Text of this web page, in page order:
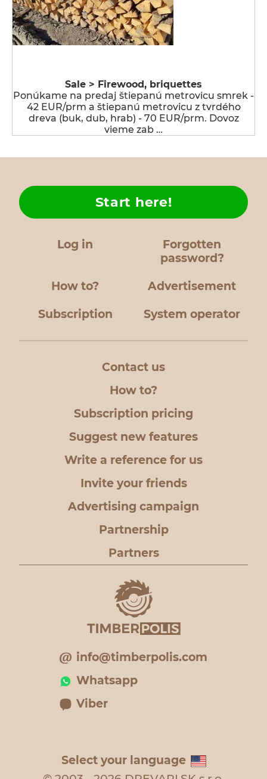
Sale > Firewood, briquettes
Ponúkame na predaj štiepanú metrovicu smrek -
42 EUR/prm a štiepanú metrovicu z tvrdého
dreva (buk, dub, hrab) - 70 EUR/prm. Dovoz
vieme zab …
Log in
Forgotten
password?
How to?
Start here!
Advertisement
Subscription System operator
Contact us
How to?
Subscription pricing
Suggest new features
Write a reference for us
Invite your friends
Advertising campaign
Partnership
Partners
info@timberpolis.com
Whatsapp
Viber
Select your language